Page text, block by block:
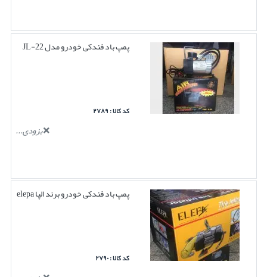
پمپ باد فندکی خودرو مدل JL-22
کد کالا : ۲۷۸۹
بزودی...
پمپ باد فندکی خودرو برند الپا elepa
کد کالا : ۲۷۹۰